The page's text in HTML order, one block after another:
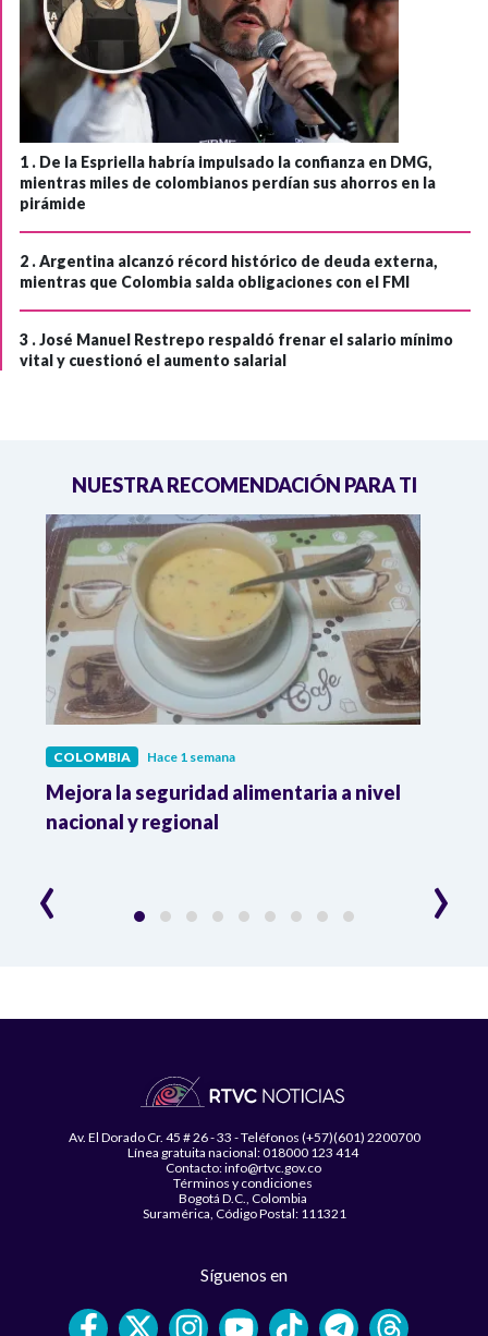
1 . De la Espriella habría impulsado la confianza en DMG,
mientras miles de colombianos perdían sus ahorros en la
pirámide
2 .Argentina alcanzó récord histórico de deuda externa,
mientras que Colombia salda obligaciones con el FMI
3 .José Manuel Restrepo respaldó frenar el salario mínimo
vital y cuestionó el aumento salarial
NUESTRA RECOMENDACIÓN PARA TI
COLOMBIA Hace 1 semana
Mejora la seguridad alimentaria a nivel
nacional y regional
‹ ›
Av. El Dorado Cr. 45 # 26 - 33 - Teléfonos (+57)(601) 2200700
Línea gratuita nacional: 018000 123 414
Contacto: info@rtvc.gov.co
Términos y condiciones
Bogotá D.C., Colombia
Suramérica, Código Postal: 111321
Síguenos en